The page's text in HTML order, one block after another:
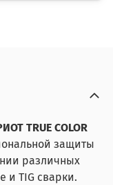
TRUE COLOR
защиты
различных
и TIG сварки.